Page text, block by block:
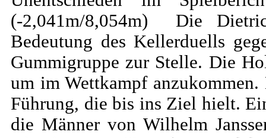
(-2,041m/8,054m) Die
Bedeutung des Kellerduells
Gummigruppe zur Stelle. Die
um im Wettkampf
Führung, die bis ins Ziel hielt.
die Männer von Wilhelm